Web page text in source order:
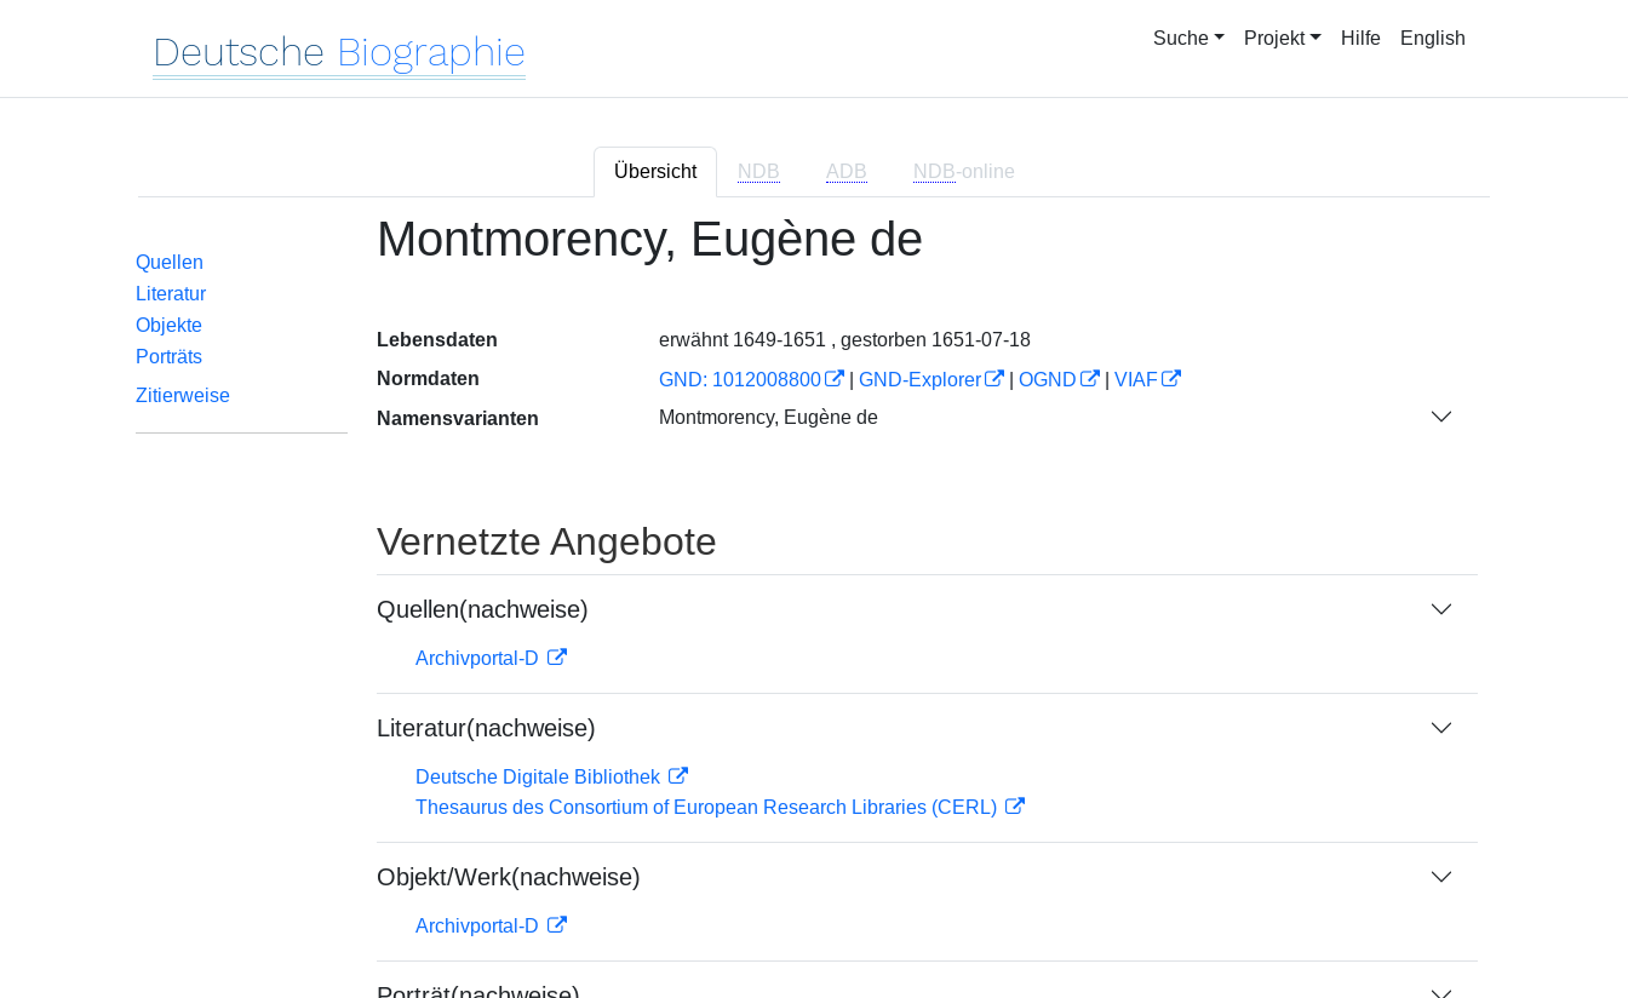
Deutsche Biographie Suche Projekt Hilfe English
Übersicht NDB ADB NDB-online
Quellen
Literatur
Objekte
Porträts
Zitierweise
Montmorency, Eugène de
Lebensdaten
erwähnt 1649-1651 , gestorben 1651-07-18
Normdaten
GND: 1012008800 GND-Explorer OGND
VIAF
Namensvarianten
Montmorency, Eugène de
Vernetzte Angebote
Quellen(nachweise)
Archivportal-D
Literatur(nachweise)
Deutsche Digitale Bibliothek
Thesaurus des Consortium of European Research Libraries (CERL)
Objekt/Werk(nachweise)
Archivportal-D